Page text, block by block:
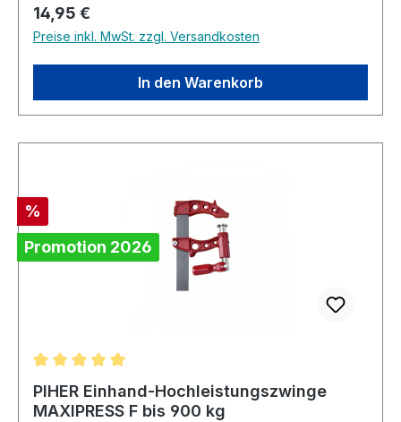
Regulärer Preis:
14,95 €
Preise inkl. MwSt. zzgl. Versandkosten
In den Warenkorb
Rabatt
%
Promotion 2026
Durchschnittliche Bewertung von 5 von 5 Sternen
PIHER Einhand-Hochleistungszwinge
MAXIPRESS F bis 900 kg